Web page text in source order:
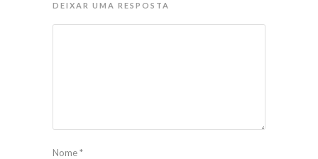
DEIXAR UMA RESPOSTA
Nome*